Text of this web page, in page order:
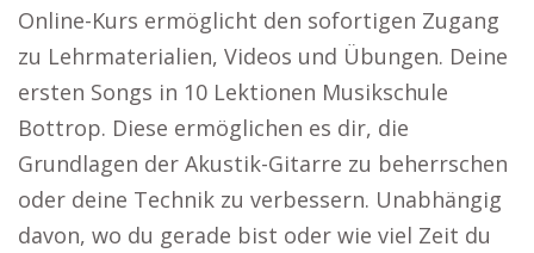
Online-Kurs ermöglicht den sofortigen Zugang
zu Lehrmaterialien, Videos und Übungen. Deine
ersten Songs in 10 Lektionen Musikschule
Bottrop. Diese ermöglichen es dir, die
Grundlagen der Akustik-Gitarre zu beherrschen
oder deine Technik zu verbessern. Unabhängig
davon, wo du gerade bist oder wie viel Zeit du